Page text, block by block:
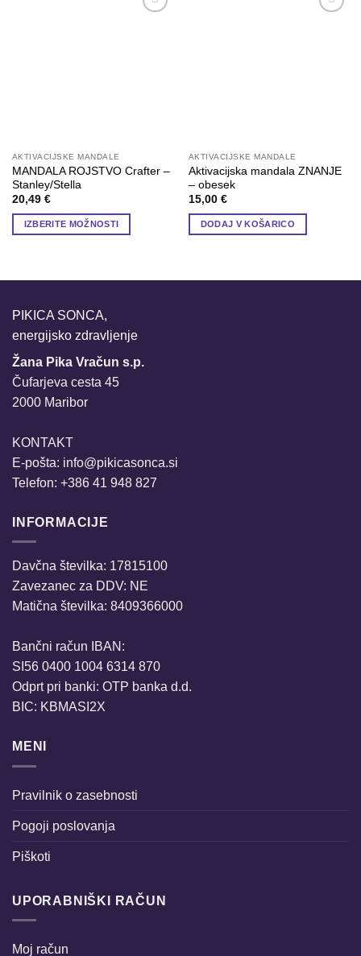
AKTIVACIJSKE MANDALE
MANDALA ROJSTVO Crafter –
Stanley/Stella
20,49 €
IZBERITE MOŽNOSTI
različic.
Možnosti
izberete
na
strani
AKTIVACIJSKE MANDALE
Aktivacijska mandala ZNANJE
– obesek
15,00 €
DODAJ V KOŠARICO
PIKICA SONCA,
energijsko zdravljenje
Žana Pika Vračun s.p.
Čufarjeva cesta 45
2000 Maribor
KONTAKT
E-pošta: info@pikicasonca.si
Telefon: +386 41 948 827
INFORMACIJE
Davčna številka: 17815100
Zavezanec za DDV: NE
Matična številka: 8409366000
Bančni račun IBAN:
SI56 0400 1004 6314 870
Odprt pri banki: OTP banka d.d.
BIC: KBMASI2X
MENI
Pravilnik o zasebnosti
Pogoji poslovanja
Piškoti
UPORABNIŠKI RAČUN
Moj račun